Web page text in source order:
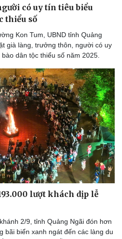
có uy tín tiêu biểu
thiểu số
Kon Tum, UBND tỉnh Quảng
già làng, trưởng thôn, người có uy
dân tộc thiểu số năm 2025.
lượt khách dịp lễ
2/9, tỉnh Quảng Ngãi đón hơn
bãi biển xanh ngát đến các làng du